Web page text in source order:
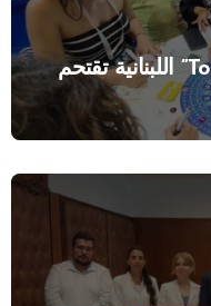
من بيروت إلى دبي…”Top Stop” اللبنانية تقتحم